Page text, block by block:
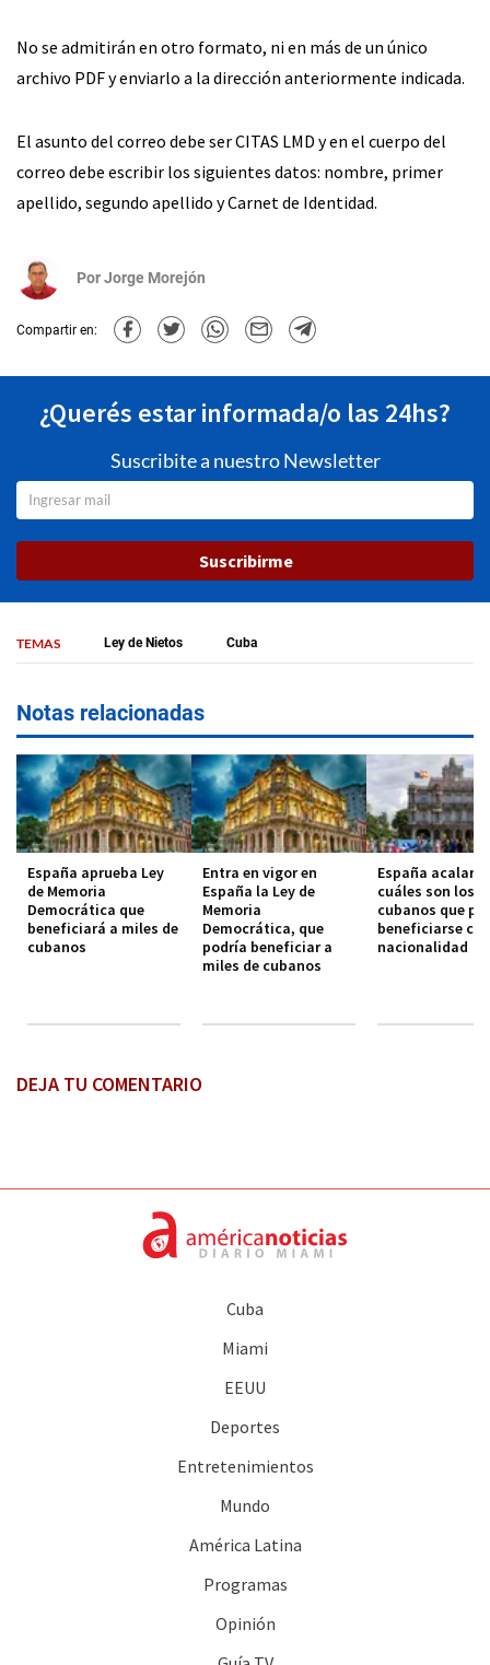
No se admitirán en otro formato, ni en más de un único
archivo PDF y enviarlo a la dirección anteriormente indicada.
El asunto del correo debe ser CITAS LMD y en el cuerpo del
correo debe escribir los siguientes datos: nombre, primer
apellido, segundo apellido y Carnet de Identidad.
PorJorge Morejón
Compartir en:
¿Querés estar informada/o las 24hs?
Suscribite a nuestro Newsletter
Suscribirme
TEMAS Ley de Nietos Cuba
Notas relacionadas
España aprueba Ley
de Memoria
Democrática que
beneficiará a miles de
cubanos
Entra en vigor en
España la Ley de
Memoria
Democrática, que
podría beneficiar a
miles de cubanos
España acalara
cuáles son los
cubanos que
beneficiarse
nacionalidad
DEJA TU COMENTARIO
Cuba
Miami
EEUU
Deportes
Entretenimientos
Mundo
América Latina
Programas
Opinión